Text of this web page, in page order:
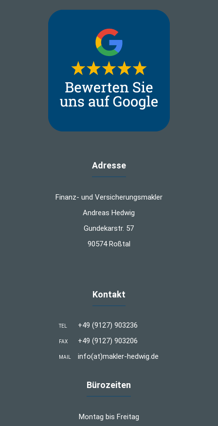
Adresse
Finanz- und Versicherungsmakler
Andreas Hedwig
Gundekarstr. 57
90574 Roßtal
Kontakt
TEL +49 (9127) 903236
FAX +49 (9127) 903206
MAIL info(at)makler-hedwig.de
Bürozeiten
Montag bis Freitag